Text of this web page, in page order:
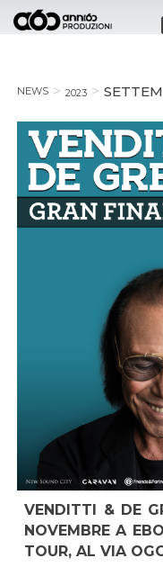
NEWS 2023
VENDITTI & DE
NOVEMBRE A
TOUR, AL VIA